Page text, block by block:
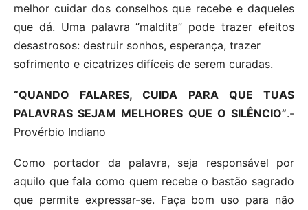
melhor cuidar dos conselhos que recebe e daqueles
que dá. Uma palavra “maldita” pode trazer efeitos
desastrosos: destruir sonhos, esperança, trazer
sofrimento e cicatrizes difíceis de serem curadas.
“QUANDO FALARES, CUIDA PARA QUE TUAS
PALAVRAS SEJAM MELHORES QUE O SILÊNCIO”.-
Provérbio Indiano
Como portador da palavra, seja responsável por
aquilo que fala como quem recebe o bastão sagrado
que permite expressar-se. Faça bom uso para não